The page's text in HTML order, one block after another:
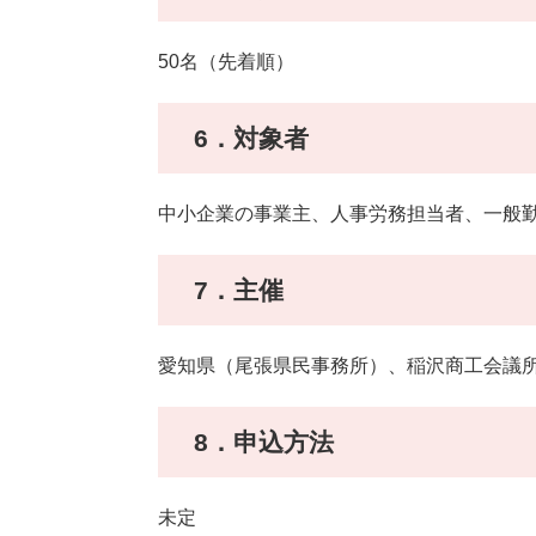
50名（先着順）
6．対象者
中小企業の事業主、人事労務担当者、一般
7．主催
愛知県（尾張県民事務所）、稲沢商工会議
8．申込方法
未定